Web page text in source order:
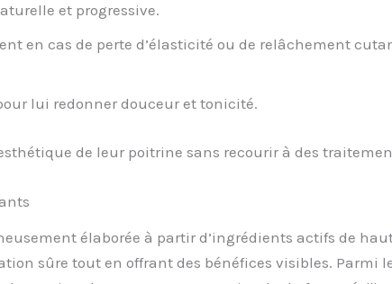
et progressive.
en cas de perte d’élasticité ou de relâchement
lui redonner douceur et tonicité.
de leur poitrine sans recourir à des
élaborée à partir d’ingrédients actifs de
sûre tout en offrant des bénéfices visibles. Parmi